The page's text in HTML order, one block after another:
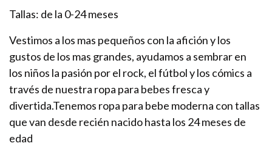
Tallas: de la 0-24 meses
Vestimos a los mas pequeños con la afición y los
gustos de los mas grandes, ayudamos a sembrar en
los niños la pasión por el rock, el fútbol y los cómics a
través de nuestra ropa para bebes fresca y
divertida.Tenemos ropa para bebe moderna con tallas
que van desde recién nacido hasta los 24 meses de
edad